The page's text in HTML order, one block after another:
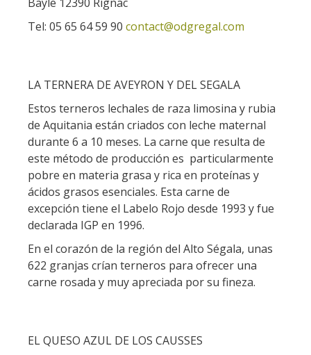
Tel: 05 65 64 59 90 contact@odgregal.com
LA TERNERA DE AVEYRON Y DEL SEGALA
Estos terneros lechales de raza limosina y rubia
de Aquitania están criados con leche maternal
durante 6 a 10 meses. La carne que resulta de
este método de producción es particularmente
pobre en materia grasa y rica en proteínas y
ácidos grasos esenciales. Esta carne de
excepción tiene el Labelo Rojo desde 1993 y fue
declarada IGP en 1996.
En el corazón de la región del Alto Ségala, unas
622 granjas crían terneros para ofrecer una
carne rosada y muy apreciada por su fineza.
EL QUESO AZUL DE LOS CAUSSES